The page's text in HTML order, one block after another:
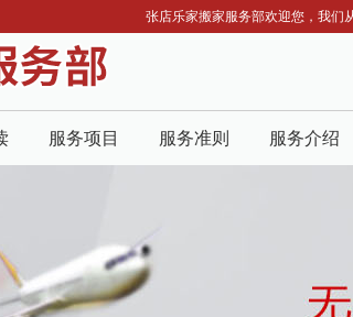
张店乐家搬家服务部欢迎您，我们
服务项目 服务准则 服务介绍